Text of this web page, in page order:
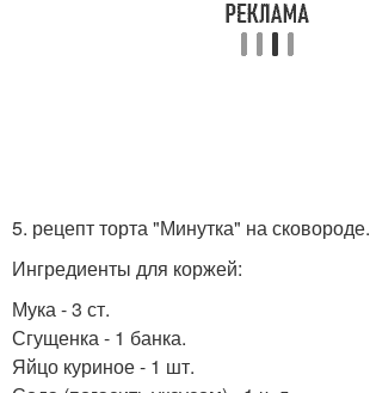
5. рецепт торта "Минутка" на сковороде.
Ингредиенты для коржей:
Мука - 3 ст.
Сгущенка - 1 банка.
Яйцо куриное - 1 шт.